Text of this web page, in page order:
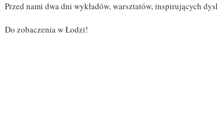
Przed nami dwa dni wykładów, warsztatów, inspirujących
Do zobaczenia w Łodzi!